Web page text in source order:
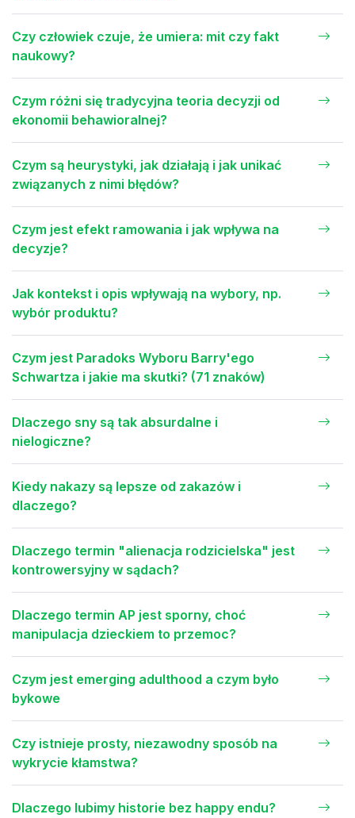
Czy człowiek czuje, że umiera: mit czy fakt
naukowy?
Czym różni się tradycyjna teoria decyzji od
ekonomii behawioralnej?
Czym są heurystyki, jak działają i jak unikać
związanych z nimi błędów?
Czym jest efekt ramowania i jak wpływa na
decyzje?
Jak kontekst i opis wpływają na wybory, np.
wybór produktu?
Czym jest Paradoks Wyboru Barry'ego
Schwartza i jakie ma skutki? (71 znaków)
Dlaczego sny są tak absurdalne i
nielogiczne?
Kiedy nakazy są lepsze od zakazów i
dlaczego?
Dlaczego termin "alienacja rodzicielska" jest
kontrowersyjny w sądach?
Dlaczego termin AP jest sporny, choć
manipulacja dzieckiem to przemoc?
Czym jest emerging adulthood a czym było
bykowe
Czy istnieje prosty, niezawodny sposób na
wykrycie kłamstwa?
Dlaczego lubimy historie bez happy endu?